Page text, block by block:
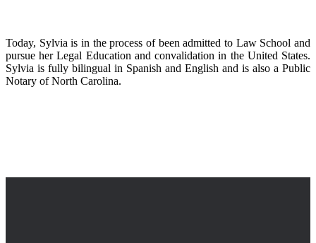
Today, Sylvia is in the process of been admitted to Law School and
pursue her Legal Education and convalidation in the United States.
Sylvia is fully bilingual in Spanish and English and is also a Public
Notary of North Carolina.